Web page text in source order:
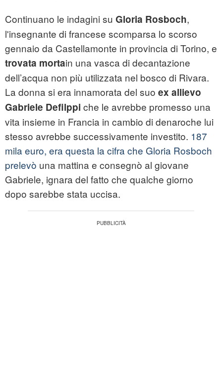
Continuano le indagini su Gloria Rosboch,
l'insegnante di francese scomparsa lo scorso
gennaio da Castellamonte in provincia di Torino, e
trovata mortain una vasca di decantazione
dell’acqua non più utilizzata nel bosco di Rivara.
La donna si era innamorata del suo ex allievo
Gabriele Defilppi che le avrebbe promesso una
vita insieme in Francia in cambio di denaroche lui
stesso avrebbe successivamente investito. 187
mila euro, era questa la cifra che Gloria Rosboch
prelevò una mattina e consegnò al giovane
Gabriele, ignara del fatto che qualche giorno
dopo sarebbe stata uccisa.